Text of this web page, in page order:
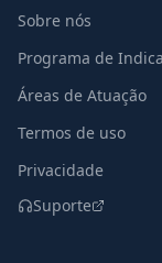
Sobre nós
Programa de
Áreas de Atuação
Termos de uso
Privacidade
Suporte